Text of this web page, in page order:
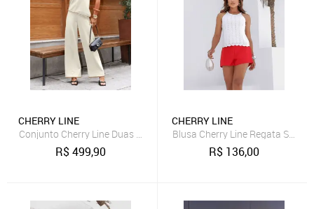
CHERRY LINE
Conjunto Cherry Line Duas Peças Blusa Assimetrica Sem Manga
R$499,90
CHERRY LINE
Blusa Cherry Line Regata Sem
R$ 136,00